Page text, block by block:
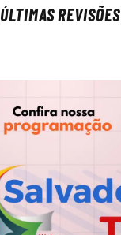
ÚLTIMAS REVISÕES